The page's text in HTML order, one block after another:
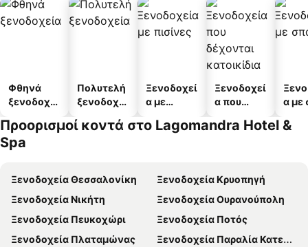
Φθηνά
ξενοδοχεί
Πολυτελή
ξενοδοχεί
Ξενοδοχεί
α με
Ξενοδοχεί
α που
κατοικίδι
α με
Προορισμοί κοντά στο Lagomandra Hotel &
Spa
Ξενοδοχεία Θεσσαλονίκη
Ξενοδοχεία Κρυοπηγή
Ξενοδοχεία Νικήτη
Ξενοδοχεία Ουρανούπολη
Ξενοδοχεία Πευκοχώρι
Ξενοδοχεία Ποτός
Ξενοδοχεία Πλαταμώνας
Ξενοδοχεία Παραλία Κατερίνης